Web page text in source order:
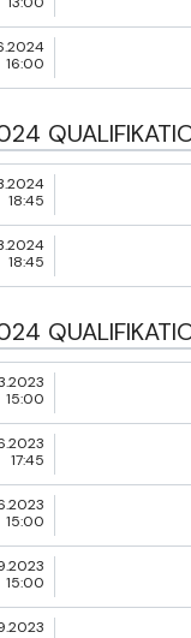
16:00
18:45
18:45
15:00
17:45
15:00
15:00